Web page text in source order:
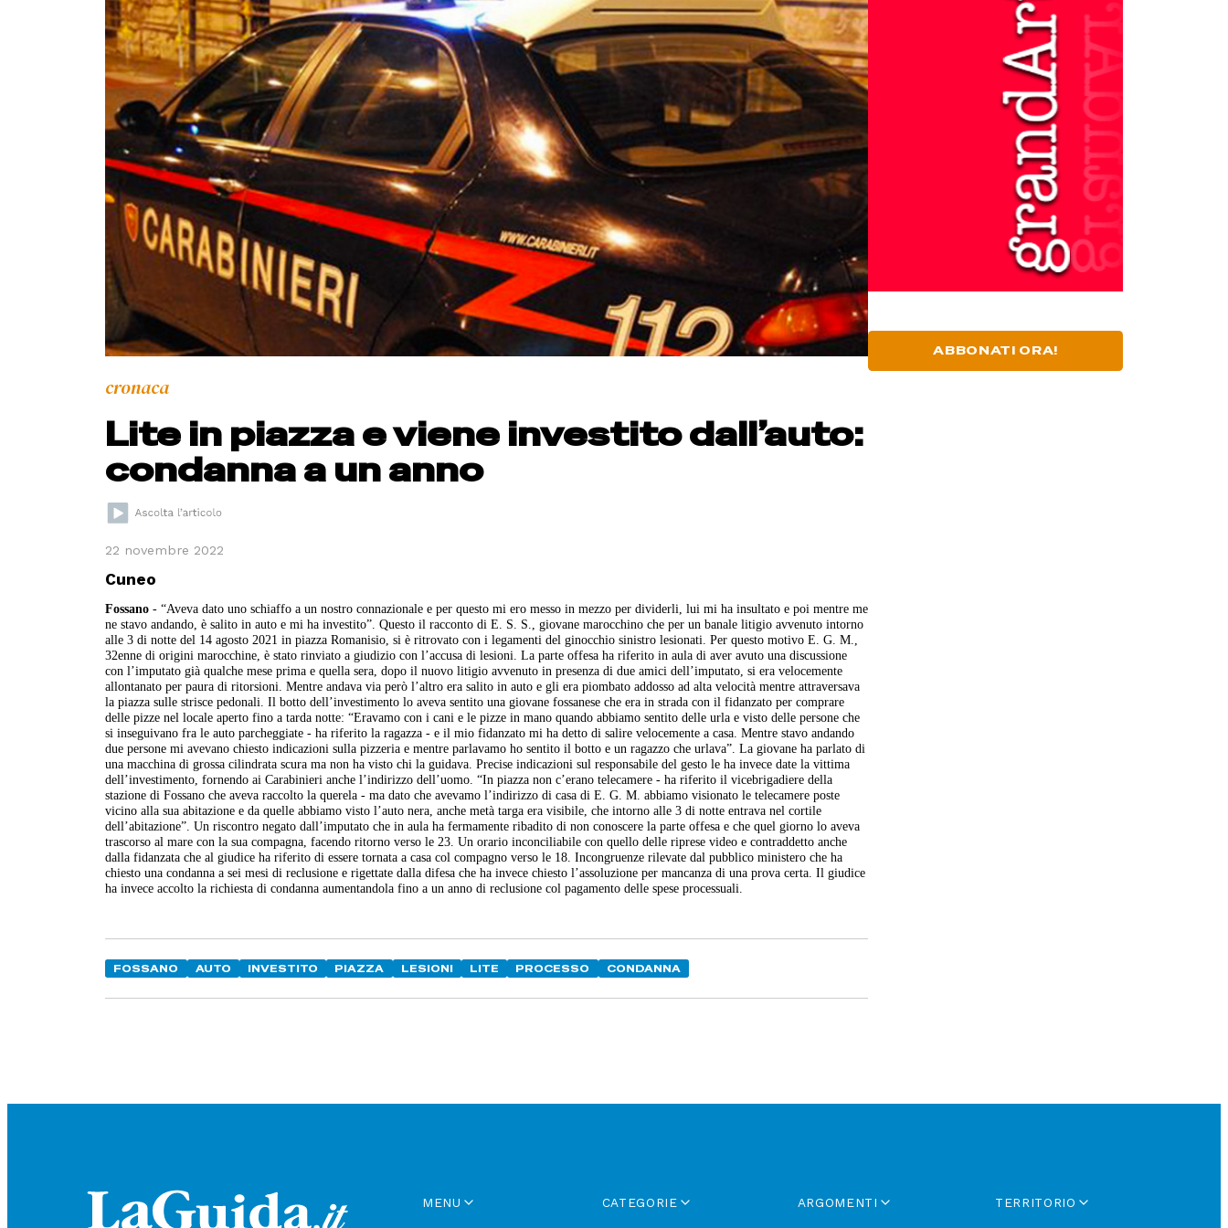
cronaca
Lite in piazza e viene investito dall’auto:
condanna a un anno
22 novembre 2022
Cuneo
Fossano - “Aveva dato uno schiaffo a un nostro connazionale e per questo mi ero messo in mezzo per dividerli, lui mi ha insultato e poi mentre me
ne stavo andando, è salito in auto e mi ha investito”. Questo il racconto di E. S. S., giovane marocchino che per un banale litigio avvenuto intorno
alle 3 di notte del 14 agosto 2021 in piazza Romanisio, si è ritrovato con i legamenti del ginocchio sinistro lesionati. Per questo motivo E. G. M.,
32enne di origini marocchine, è stato rinviato a giudizio con l’accusa di lesioni. La parte offesa ha riferito in aula di aver avuto una discussione
con l’imputato già qualche mese prima e quella sera, dopo il nuovo litigio avvenuto in presenza di due amici dell’imputato, si era velocemente
allontanato per paura di ritorsioni. Mentre andava via però l’altro era salito in auto e gli era piombato addosso ad alta velocità mentre attraversava
la piazza sulle strisce pedonali. Il botto dell’investimento lo aveva sentito una giovane fossanese che era in strada con il fidanzato per comprare
delle pizze nel locale aperto fino a tarda notte: “Eravamo con i cani e le pizze in mano quando abbiamo sentito delle urla e visto delle persone che
si inseguivano fra le auto parcheggiate - ha riferito la ragazza - e il mio fidanzato mi ha detto di salire velocemente a casa. Mentre stavo andando
due persone mi avevano chiesto indicazioni sulla pizzeria e mentre parlavamo ho sentito il botto e un ragazzo che urlava”. La giovane ha parlato di
una macchina di grossa cilindrata scura ma non ha visto chi la guidava. Precise indicazioni sul responsabile del gesto le ha invece date la vittima
dell’investimento, fornendo ai Carabinieri anche l’indirizzo dell’uomo. “In piazza non c’erano telecamere - ha riferito il vicebrigadiere della
stazione di Fossano che aveva raccolto la querela - ma dato che avevamo l’indirizzo di casa di E. G. M. abbiamo visionato le telecamere poste
vicino alla sua abitazione e da quelle abbiamo visto l’auto nera, anche metà targa era visibile, che intorno alle 3 di notte entrava nel cortile
dell’abitazione”. Un riscontro negato dall’imputato che in aula ha fermamente ribadito di non conoscere la parte offesa e che quel giorno lo aveva
trascorso al mare con la sua compagna, facendo ritorno verso le 23. Un orario inconciliabile con quello delle riprese video e contraddetto anche
dalla fidanzata che al giudice ha riferito di essere tornata a casa col compagno verso le 18. Incongruenze rilevate dal pubblico ministero che ha
chiesto una condanna a sei mesi di reclusione e rigettate dalla difesa che ha invece chiesto l’assoluzione per mancanza di una prova certa. Il giudice
ha invece accolto la richiesta di condanna aumentandola fino a un anno di reclusione col pagamento delle spese processuali.
FOSSANO AUTO INVESTITO PIAZZA LESIONI LITE PROCESSO CONDANNA
ABBONATI ORA!
MENU CATEGORIE ARGOMENTI TERRITORIO